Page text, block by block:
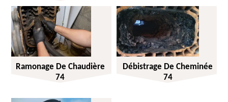
Ramonage De Chaudière
74
Débistrage De Cheminée
74